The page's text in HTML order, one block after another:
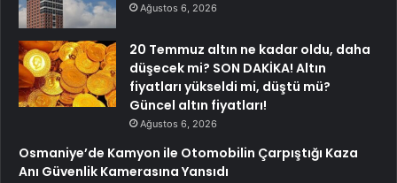
Ağustos 6, 2026
20 Temmuz altın ne kadar oldu, daha
düşecek mi? SON DAKİKA! Altın
fiyatları yükseldi mi, düştü mü?
Güncel altın fiyatları!
Ağustos 6, 2026
Osmaniye’de Kamyon ile Otomobilin Çarpıştığı Kaza
Anı Güvenlik Kamerasına Yansıdı